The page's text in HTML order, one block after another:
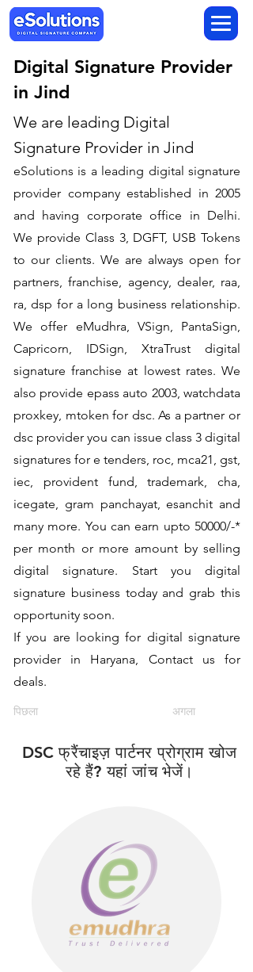
Digital Signature Provider
in Jind
We are leading Digital
Signature Provider in Jind
​eSolutions is a leading digital signature
provider company established in 2005
and having corporate office in Delhi.
We provide Class 3, DGFT, USB Tokens
to our clients. We are always open for
partners, franchise, agency, dealer, raa,
ra, dsp for a long business relationship.
We offer eMudhra, VSign, PantaSign,
Capricorn, IDSign, XtraTrust digital
signature franchise at lowest rates. We
also provide epass auto 2003, watchdata
proxkey, mtoken for dsc. As a partner or
dsc provider you can issue class 3 digital
signatures for e tenders, roc, mca21, gst,
iec, provident fund, trademark, cha,
icegate, gram panchayat, esanchit and
many more. You can earn upto 50000/-*
per month or more amount by selling
digital signature. Start you digital
signature business today and grab this
opportunity soon.
If you are looking for digital signature
provider in Haryana, Contact us for
deals.
पिछला अगला
DSC फ्रैंचाइज़ पार्टनर प्रोग्राम खोज
रहे हैं? यहां जांच भेजें।